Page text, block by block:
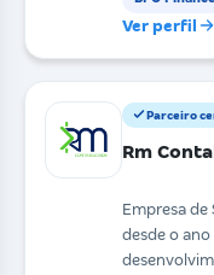
Ver perfil
Parceiro
Rm
Empresa de
desde o